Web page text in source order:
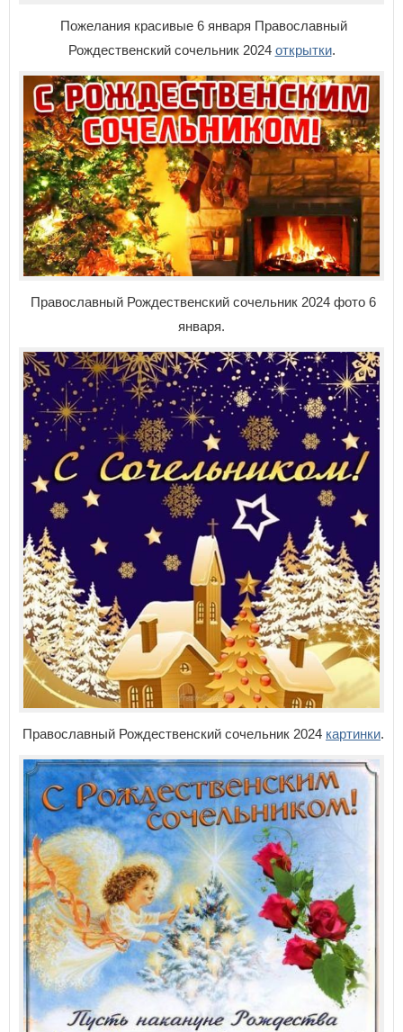
Пожелания красивые 6 января Православный
Рождественский сочельник 2024 открытки.
Православный Рождественский сочельник 2024 фото 6
января.
Православный Рождественский сочельник 2024 картинки.